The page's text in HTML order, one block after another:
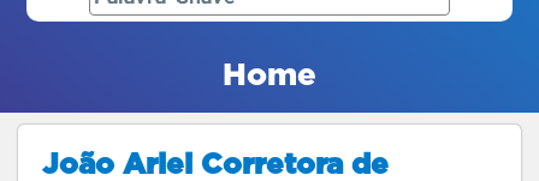
Home
João Arlei Corretora de